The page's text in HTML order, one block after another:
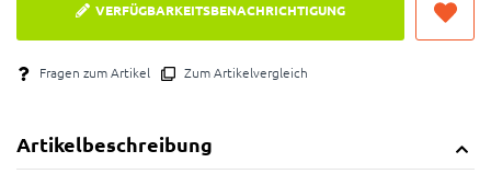
VERFÜGBARKEITSBENACHRICHTIGUNG
Fragen zum Artikel Zum Artikelvergleich
Artikelbeschreibung